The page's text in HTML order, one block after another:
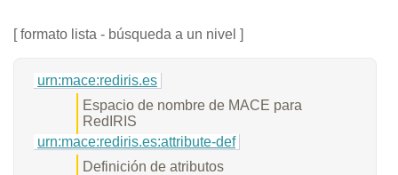
[ formato lista - búsqueda a un nivel ]
urn:mace:rediris.es
Espacio de nombre de MACE para
RedIRIS
urn:mace:rediris.es:attribute-def
Definición de atributos